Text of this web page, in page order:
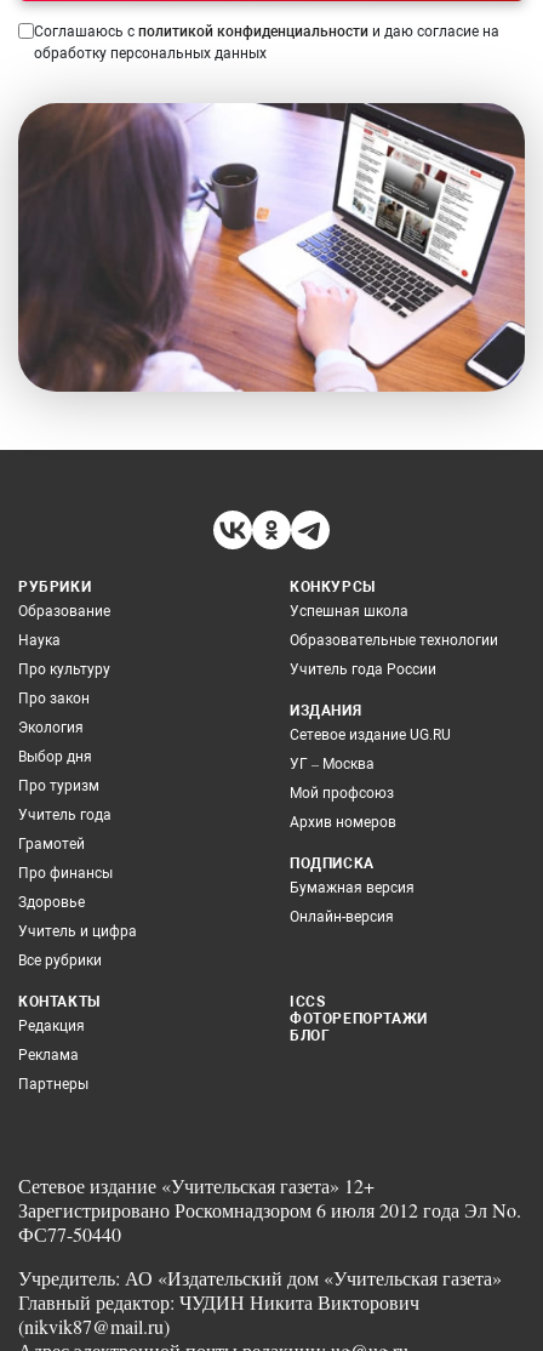
Соглашаюсь с политикой конфиденциальности и даю согласие на
обработку персональных данных
РУБРИКИ
Образование
Наука
Про культуру
Про закон
Экология
Выбор дня
Про туризм
Учитель года
Грамотей
Про финансы
Здоровье
Учитель и цифра
Все рубрики
КОНКУРСЫ
Успешная школа
Образовательные технологии
Учитель года России
ИЗДАНИЯ
Сетевое издание UG.RU
УГ – Москва
Мой профсоюз
Архив номеров
ПОДПИСКА
Бумажная версия
Онлайн-версия
КОНТАКТЫ
Редакция
Реклама
Партнеры
ICCS
ФОТОРЕПОРТАЖИ
БЛОГ
Сетевое издание «Учительская газета» 12+
Зарегистрировано Роскомнадзором 6 июля 2012 года Эл No.
ФС77-50440
Учредитель: АО «Издательский дом «Учительская газета»
Главный редактор: ЧУДИН Никита Викторович
(nikvik87@mail.ru)